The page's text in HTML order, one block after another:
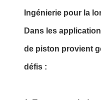
Ingénierie pour la
Dans les
de piston provient
défis :